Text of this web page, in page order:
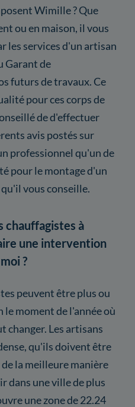
Wimille ? Que
ou en maison, il vous
les services d'un artisan
Garant de
futurs de travaux. Ce
pour ces corps de
de d'effectuer
avis postés sur
professionnel qu'un de
pour le montage d'un
vous conseille.
chauffagistes à
une intervention
?
peuvent être plus ou
moment de l'année où
changer. Les artisans
qu'ils doivent être
la meilleure manière
dans une ville de plus
une zone de 22.24